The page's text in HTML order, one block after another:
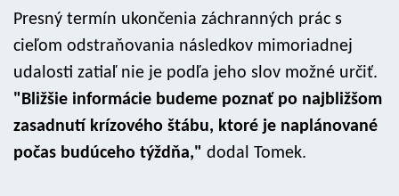
Presný termín ukončenia záchranných prác s
cieľom odstraňovania následkov mimoriadnej
udalosti zatiaľ nie je podľa jeho slov možné určiť.
"Bližšie informácie budeme poznať po najbližšom
zasadnutí krízového štábu, ktoré je naplánované
počas budúceho týždňa," dodal Tomek.